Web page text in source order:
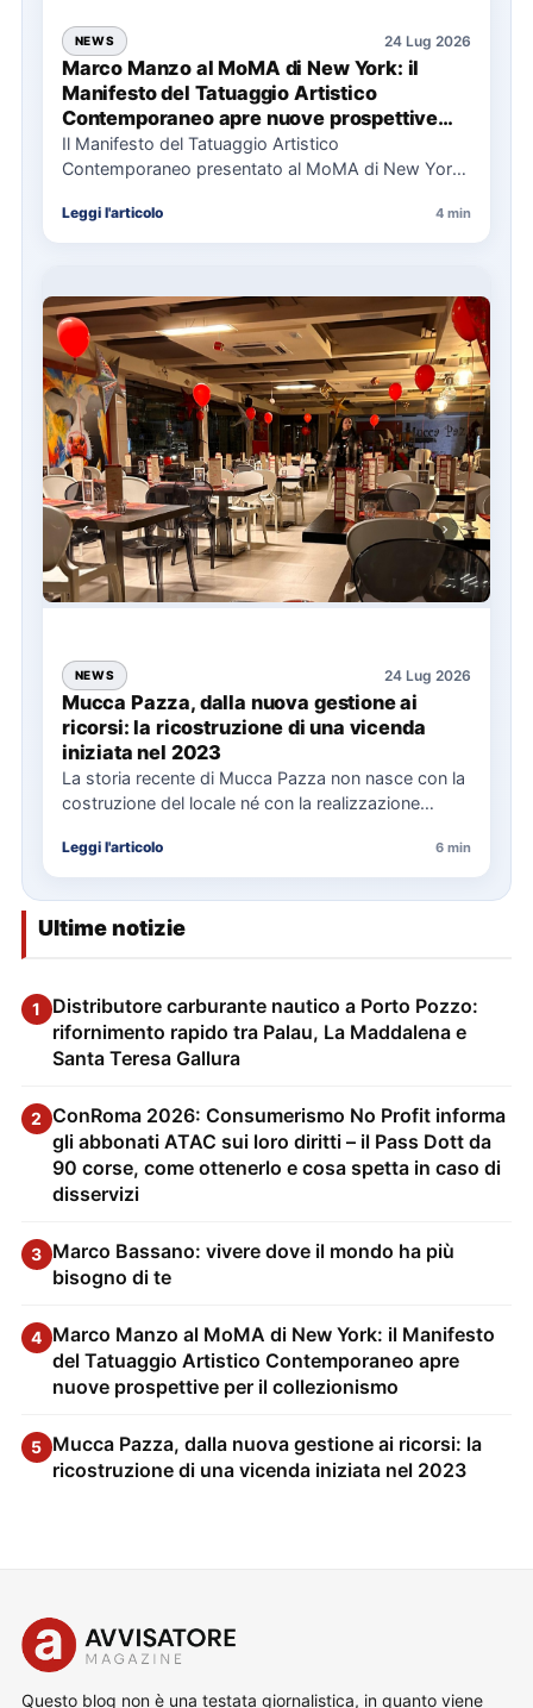
NEWS 24 Lug 2026
Marco Manzo al MoMA di New York: il
Manifesto del Tatuaggio Artistico
Contemporaneo apre nuove prospettive
per il collezionismo
Il Manifesto del Tatuaggio Artistico
Contemporaneo presentato al MoMA di New York
Leggi l'articolo 4 min
NEWS 24 Lug 2026
Mucca Pazza, dalla nuova gestione ai
ricorsi: la ricostruzione di una vicenda
iniziata nel 2023
La storia recente di Mucca Pazza non nasce con la
costruzione del locale né con la realizzazione
Leggi l'articolo 6 min
Ultime notizie
1
Distributore carburante nautico a Porto Pozzo:
rifornimento rapido tra Palau, La Maddalena e
Santa Teresa Gallura
2 ConRoma 2026: Consumerismo No Profit informa
gli abbonati ATAC sui loro diritti – il Pass Dott da
90 corse, come ottenerlo e cosa spetta in caso di
disservizi
3 Marco Bassano: vivere dove il mondo ha più
bisogno di te
4 Marco Manzo al MoMA di New York: il Manifesto
del Tatuaggio Artistico Contemporaneo apre
nuove prospettive per il collezionismo
5 Mucca Pazza, dalla nuova gestione ai ricorsi: la
ricostruzione di una vicenda iniziata nel 2023
Questo blog non è una testata giornalistica, in quanto viene